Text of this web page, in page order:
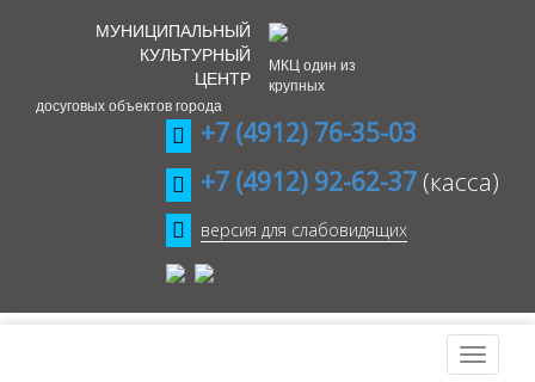
МУНИЦИПАЛЬНЫЙ
КУЛЬТУРНЫЙ
ЦЕНТР
МКЦ один из
крупных
досуговых объектов города
+7 (4912) 76-35-03
+7 (4912) 92-62-37 (касса)
версия для слабовидящих